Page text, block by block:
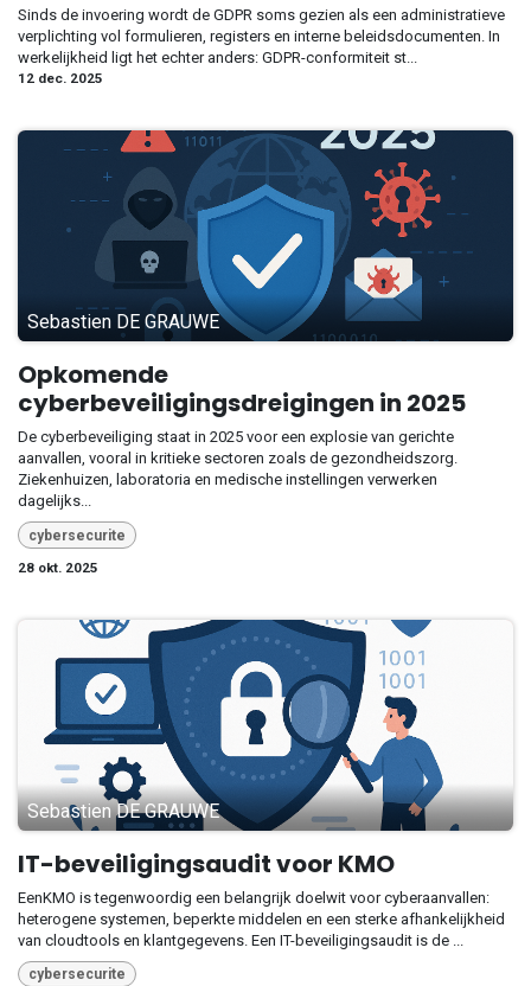
Sinds de invoering wordt de GDPR soms gezien als een administratieve
verplichting vol formulieren, registers en interne beleidsdocumenten. In
werkelijkheid ligt het echter anders: GDPR-conformiteit st...
12 dec. 2025
Sebastien DE GRAUWE
Opkomende
cyberbeveiligingsdreigingen in 2025
De cyberbeveiliging staat in 2025 voor een explosie van gerichte
aanvallen, vooral in kritieke sectoren zoals de gezondheidszorg.
Ziekenhuizen, laboratoria en medische instellingen verwerken
dagelijks...
cybersecurite
28 okt. 2025
Sebastien DE GRAUWE
IT-beveiligingsaudit voor KMO
EenKMO is tegenwoordig een belangrijk doelwit voor cyberaanvallen:
heterogene systemen, beperkte middelen en een sterke afhankelijkheid
van cloudtools en klantgegevens. Een IT-beveiligingsaudit is de ...
cybersecurite